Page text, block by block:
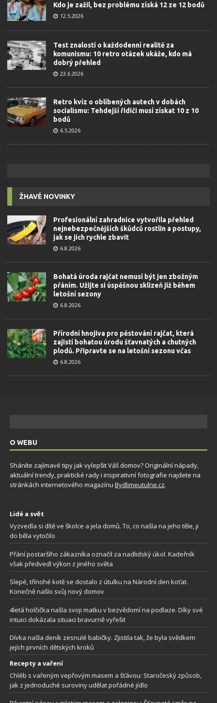
Kdo je zažil, bez problému získá 12 ze 12 bodů
12.5.2026
Test znalostí o každodenní realitě za
komunismu: 10 retro otázek ukáže, kdo má
dobrý přehled
23.6.2026
Retro kvíz o oblíbených autech v dobách
socialismu: Tehdejší řidiči musí získat 10 z 10
bodů
6.5.2026
ŽHAVÉ NOVINKY
Profesionální zahradnice vytvořila přehled
nejnebezpečnějších škůdců rostlin a postupy,
jak se jich rychle zbavit
6.8.2026
Bohatá úroda rajčat nemusí být jen zbožným
přáním. Užijte si úspěšnou sklizeň již během
letošní sezony
6.8.2026
Přírodní hnojiva pro pěstování rajčat, která
zajistí bohatou úrodu šťavnatých a chutných
plodů. Připravte se na letošní sezonu včas
6.8.2026
O WEBU
Sháníte zajímavé tipy jak vylepšit Váš domov? Originální nápady,
aktuální trendy, praktické rady i inspirativní fotografie najdete na
stránkách internetového magazínu Bydlimeutulne.cz.
Lidé a svět
Vyzvedla si dítě ve školce a jela domů. To, co našla na jeho těle, ji
do běla vytočilo
Přání postaršího zákazníka označil za nadlidský úkol. Kadeřník
však předvedl výkon z jiného světa
Slepé, třínohé kotě se dostalo z útulku na Národní den koťat.
Konečně našlo svůj nový domov
4letá holčička našla svoji matku v bezvědomí na podlaze. Díky své
intuici dokázala situaci bravurně vyřešit
Dívka našla deník zesnulé babičky. Zjistila tak, že byla svědkem
jejích prvních dětských kroků
Recepty a vaření
Chléb s vařeným vepřovým masem a šťávou: Staročeský způsob,
jak z jednoduché suroviny udělat pořádné jídlo